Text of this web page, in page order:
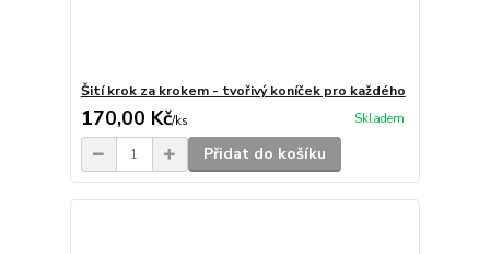
Šití krok za krokem - tvořivý koníček pro každého
170,00 Kč/ks Skladem
Přidat do košíku